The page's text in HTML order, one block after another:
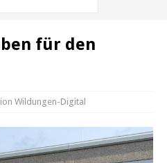
für den
Wildungen-Digital